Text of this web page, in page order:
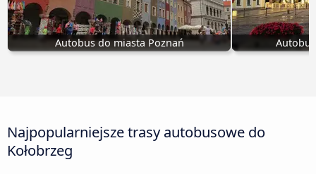
Autobus do miasta Poznań
Najpopularniejsze trasy autobusowe do
Kołobrzeg